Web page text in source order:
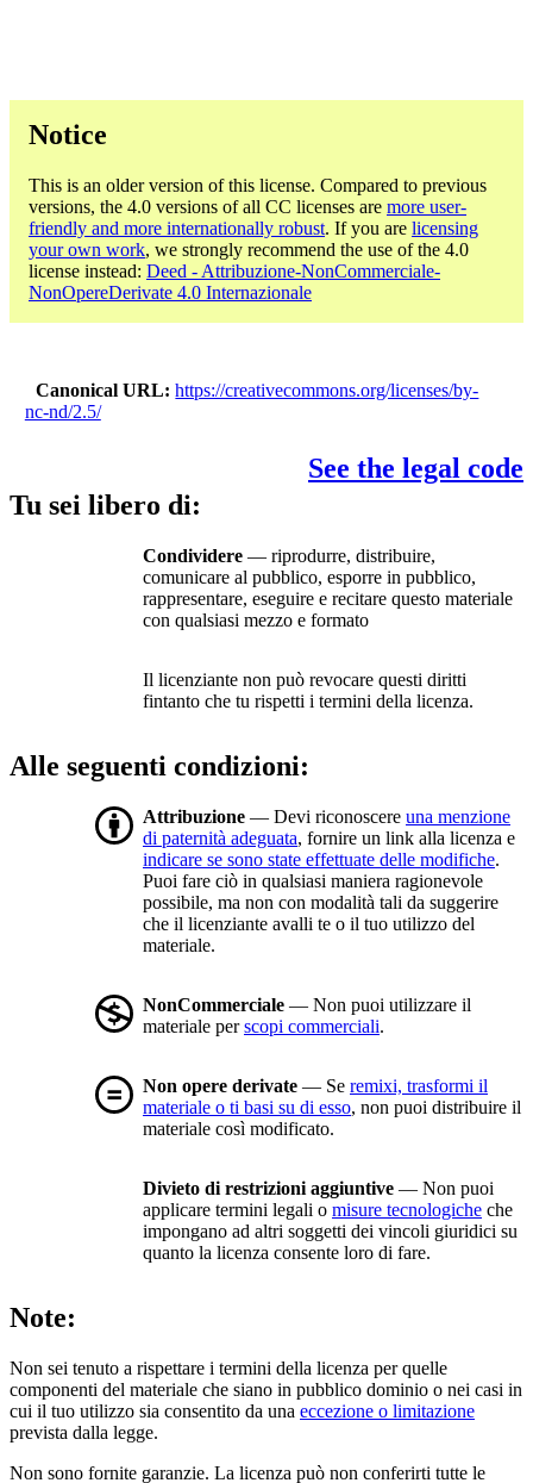
Notice
This is an older version of this license. Compared to previous
versions, the 4.0 versions of all CC licenses are more user-
friendly and more internationally robust. If you are licensing
your own work, we strongly recommend the use of the 4.0
license instead: Deed - Attribuzione-NonCommerciale-
NonOpereDerivate 4.0 Internazionale
Canonical URL
https://creativecommons.org/licenses/by-
nc-nd/2.5/
See the legal code
Tu sei libero di:
Condividere — riprodurre, distribuire,
comunicare al pubblico, esporre in pubblico,
rappresentare, eseguire e recitare questo materiale
con qualsiasi mezzo e formato
Il licenziante non può revocare questi diritti
fintanto che tu rispetti i termini della licenza.
Alle seguenti condizioni:
Attribuzione — Devi riconoscere una menzione
di paternità adeguata, fornire un link alla licenza e
indicare se sono state effettuate delle modifiche.
Puoi fare ciò in qualsiasi maniera ragionevole
possibile, ma non con modalità tali da suggerire
che il licenziante avalli te o il tuo utilizzo del
materiale.
NonCommerciale — Non puoi utilizzare il
materiale perscopi commerciali.
Non opere derivate — Se remixi, trasformi il
materiale o ti basi su di esso, non puoi distribuire il
materiale così modificato.
Divieto di restrizioni aggiuntive — Non puoi
applicare termini legali o misure tecnologiche che
impongano ad altri soggetti dei vincoli giuridici su
quanto la licenza consente loro di fare.
Note:
Non sei tenuto a rispettare i termini della licenza per quelle
componenti del materiale che siano in pubblico dominio o nei casi in
cui il tuo utilizzo sia consentito da una eccezione o limitazione
prevista dalla legge.
Non sono fornite garanzie. La licenza può non conferirti tutte le